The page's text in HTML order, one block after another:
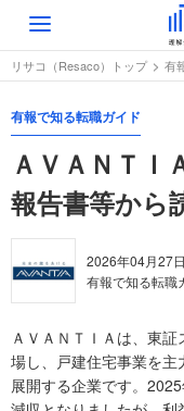
Toggle
navigation
リサコ（Resaco）トップ 有
有報で知る転職ガイド
ＡＶＡＮＴＩ
報告書等から
2026年04月27日
有報で知る転職
ＡＶＡＮＴＩＡは、東
場し、戸建住宅事業を
展開する企業です。